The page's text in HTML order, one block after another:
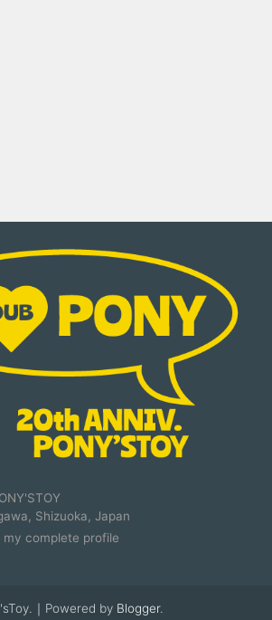
Shizuoka, Japan
my complete profile
｜Powered by Blogger.